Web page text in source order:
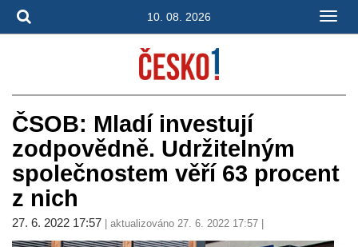
10. 08. 2026
ČSOB: Mladí investují
zodpovědně. Udržitelným
společnostem věří 63 procent
z nich
27. 6. 2022 17:57 | aktualizováno 27. 6. 2022 17:57 |